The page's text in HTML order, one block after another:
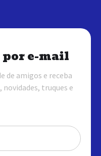
por e-mail
de amigos e receba
truques e